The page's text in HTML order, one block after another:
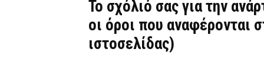
Το σχόλιό σας για την
οι όροι που αναφέρονται
ιστοσελίδας)